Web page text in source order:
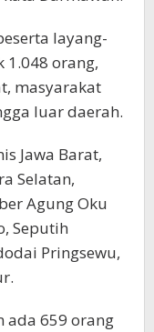
layang-
1.048 orang,
masyarakat
luar daerah.
Jawa Barat,
Selatan,
Agung Oku
Seputih
Pringsewu,
ada 659 orang